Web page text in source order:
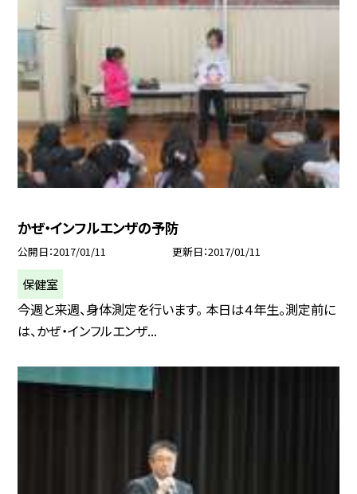
かぜ・インフルエンザの予防
公開日 2017/01/11 更新日 2017/01/11
保健室
今週と来週、身体測定を行います。 本日は４年生。測定前に
は、かぜ・インフルエンザ...